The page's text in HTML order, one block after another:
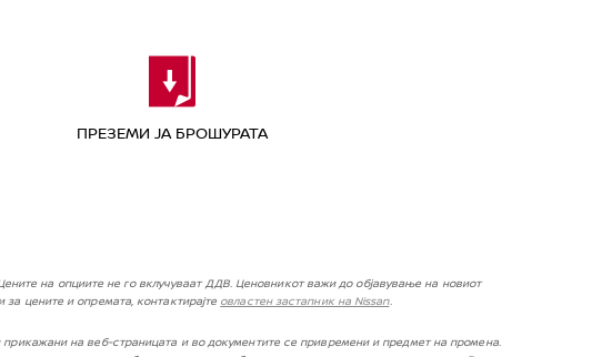
ПРЕЗЕМИ ЈА БРОШУРАТА
на опциите не го вклучуваат ДДВ. Ценовникот важи до објавување на новиот
цените и опремата, контактирајте овластен застапник на Nissan.
на веб-страницата и во документите се привремени и предмет на промена.